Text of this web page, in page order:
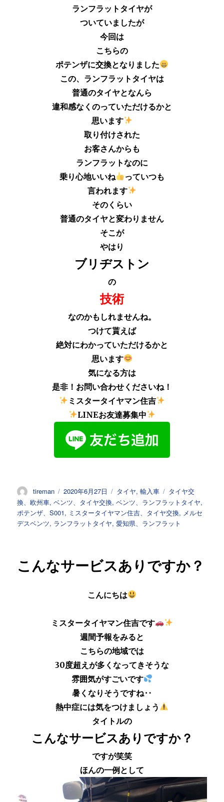
ランフラットタイヤが
ついていましたが
今回は
こちらの
ポテンザに交換となりました
この、ランフラットタイヤは
普通のタイヤとなんら
違和感なくのっていただけるかと
思います
取り付けされた
お客さんからも
ランフラットなのに
乗り心地いいね
っていつも
言われます
そのくらい
普通のタイヤと変わりません
そこが
やはり
ブリヂストン
の
技術
なのかもしれませんね。
つけて貰えば
絶対にわかっていただけるかと
思います
気になる方は
是非！お問い合わせくださいね！
ミスタータイヤマン住吉
LINEお友達募集中
投
稿
者
tireman
投
稿
日:
2020年6月27日
カ
テ
ゴ
リ
タイヤ,輸入車
タ
グ
タイヤ交
換、欧州車,ベンツ、タイヤ交換,ベンツ、ランフラットタイヤ,
ポテンザ、S001, ミスタータイヤマン住吉、タイヤ交換, メルセ
デスベンツ, ランフラットタイヤ,愛知県、ランフラット
こんなサービスありですか？
こんにちは
ミスタータイヤマン住吉です
週間予報をみると
こちらの地域では
30度超えが多くなってきそうな
雰囲気がすごいです
暑くなりそうですね‥
熱中症には気をつけましょう
タイトルの
こんなサービスありですか？
ですが笑笑
ほんの一例として